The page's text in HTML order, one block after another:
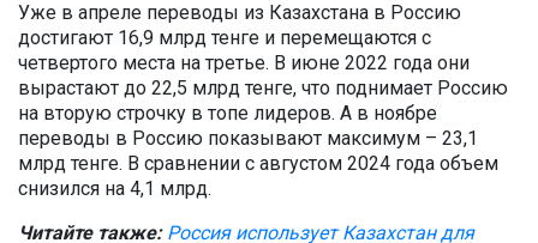
Уже в апреле переводы из Казахстана в Россию
достигают 16,9 млрд тенге и перемещаются с
четвертого места на третье. В июне 2022 года они
вырастают до 22,5 млрд тенге, что поднимает Россию
на вторую строчку в топе лидеров. А в ноябре
переводы в Россию показывают максимум – 23,1
млрд тенге. В сравнении с августом 2024 года объем
снизился на 4,1 млрд.
Читайте также: Россия использует Казахстан для